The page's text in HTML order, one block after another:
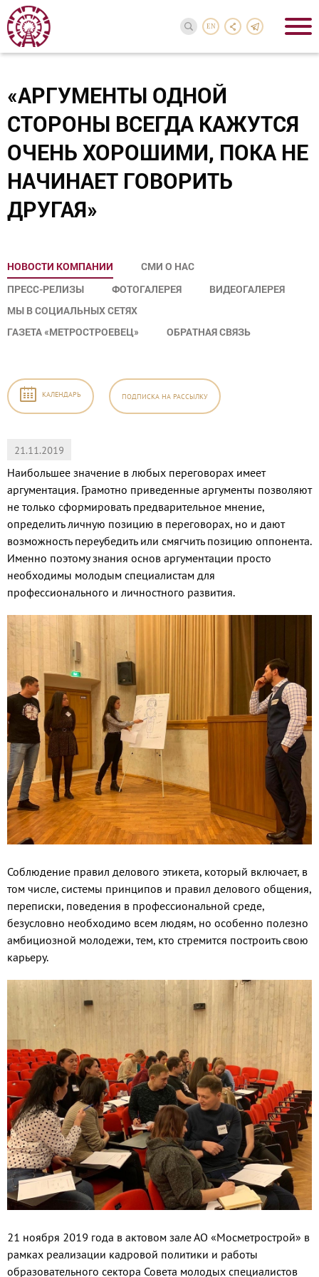
EN
«АРГУМЕНТЫ ОДНОЙ
СТОРОНЫ ВСЕГДА КАЖУТСЯ
ОЧЕНЬ ХОРОШИМИ, ПОКА НЕ
НАЧИНАЕТ ГОВОРИТЬ
ДРУГАЯ»
НОВОСТИ КОМПАНИИ
СМИ О НАС
ПРЕСС-РЕЛИЗЫ
ФОТОГАЛЕРЕЯ
ВИДЕОГАЛЕРЕЯ
МЫ В СОЦИАЛЬНЫХ СЕТЯХ
ГАЗЕТА «МЕТРОСТРОЕВЕЦ»
ОБРАТНАЯ СВЯЗЬ
КАЛЕНДАРЬ ПОДПИСКА НА РАССЫЛКУ
21.11.2019
Наибольшее значение в любых переговорах имеет
аргументация. Грамотно приведенные аргументы позволяют
не только сформировать предварительное мнение,
определить личную позицию в переговорах, но и дают
возможность переубедить или смягчить позицию оппонента.
Именно поэтому знания основ аргументации просто
необходимы молодым специалистам для
профессионального и личностного развития.
Соблюдение правил делового этикета, который включает, в
том числе, системы принципов и правил делового общения,
переписки, поведения в профессиональной среде,
безусловно необходимо всем людям, но особенно полезно
амбициозной молодежи, тем, кто стремится построить свою
карьеру.
21 ноября 2019 года в актовом зале АО «Мосметрострой» в
рамках реализации кадровой политики и работы
образовательного сектора Совета молодых специалистов